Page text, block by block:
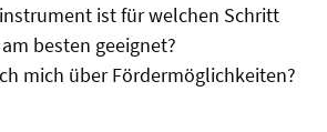
ist für welchen Schritt
besten geeignet?
mich über Fördermöglichkeiten?